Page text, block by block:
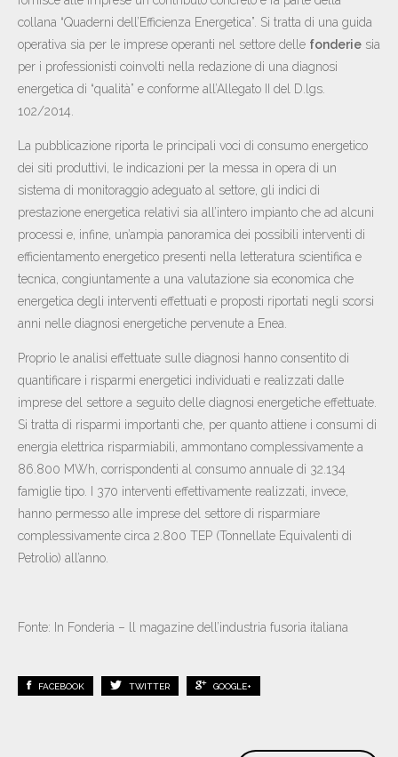
collana “Quaderni dell’Efficienza Energetica”. Si tratta di una guida
operativa sia per le imprese operanti nel settore delle fonderie sia
per i professionisti coinvolti nella redazione di una diagnosi
energetica di “qualità” e conforme all’Allegato II del D.lgs.
102/2014.
La pubblicazione riporta le principali voci di consumo energetico
dei siti produttivi, le indicazioni per la messa in opera di un
sistema di monitoraggio adeguato al settore, gli indici di
prestazione energetica relativi sia all’intero impianto che ad alcuni
processi e, infine, un’ampia panoramica dei possibili interventi di
efficientamento energetico presenti nella letteratura scientifica e
tecnica, congiuntamente a una valutazione sia economica che
energetica degli interventi effettuati e proposti riportati negli scorsi
anni nelle diagnosi energetiche pervenute a Enea.
Proprio le analisi effettuate sulle diagnosi hanno consentito di
quantificare i risparmi energetici individuati e realizzati dalle
imprese del settore a seguito delle diagnosi energetiche effettuate.
Si tratta di risparmi importanti che, per quanto attiene i consumi di
energia elettrica risparmiabili, ammontano complessivamente a
86.800 MWh, corrispondenti al consumo annuale di 32.134
famiglie tipo. I 370 interventi effettivamente realizzati, invece,
hanno permesso alle imprese del settore di risparmiare
complessivamente circa 2.800 TEP (Tonnellate Equivalenti di
Petrolio) all’anno.
Fonte: In Fonderia – ll magazine dell’industria fusoria italiana
FACEBOOK TWITTER GOOGLE+